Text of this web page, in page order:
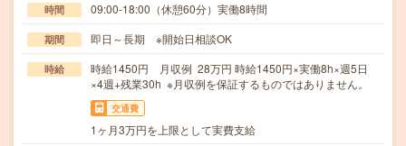
時間 09:00-18:00（休憩60分）実働8時間
期間 即日～長期 ※開始日相談OK
時給
時給1450円 月収例 28万円 時給1450円×実働8h×週5日
×4週+残業30h ※月収例を保証するものではありません。
交通費
1ヶ月3万円を上限として実費支給